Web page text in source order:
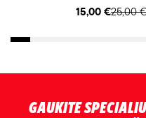
25,00 €
15,00 €
GAUKITE